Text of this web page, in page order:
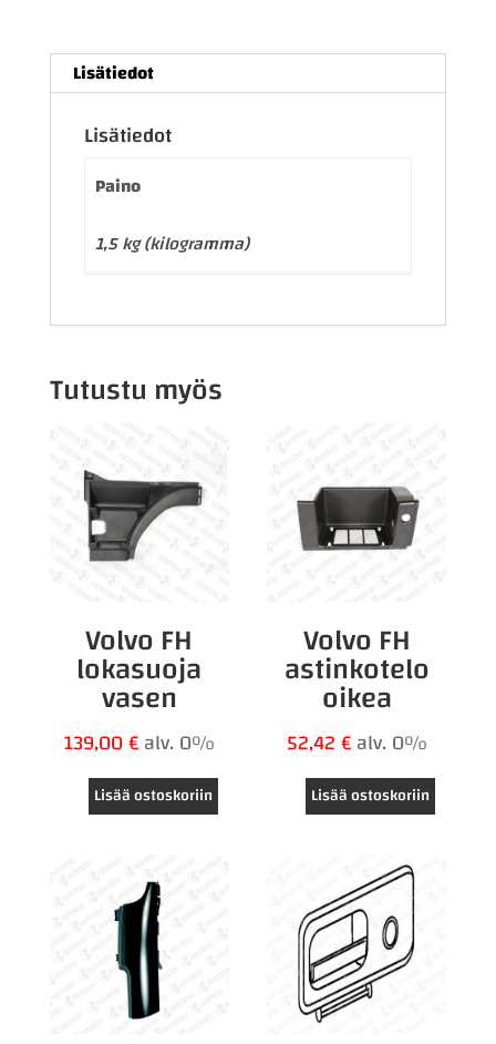
Lisätiedot
Lisätiedot
Paino
1,5 kg (kilogramma)
Tutustu myös
Volvo FH
lokasuoja
vasen
139,00€alv. 0%
Lisää ostoskoriin
Volvo FH
astinkotelo
oikea
52,42€alv. 0%
Lisää ostoskoriin